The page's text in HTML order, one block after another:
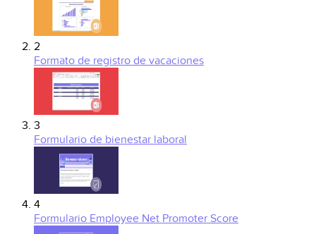
2
Formato de registro de vacaciones
3
Formulario de bienestar laboral
4
Formulario Employee Net Promoter Score